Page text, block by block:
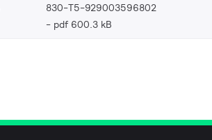
830-T5-929003596802
pdf 600.3 kB